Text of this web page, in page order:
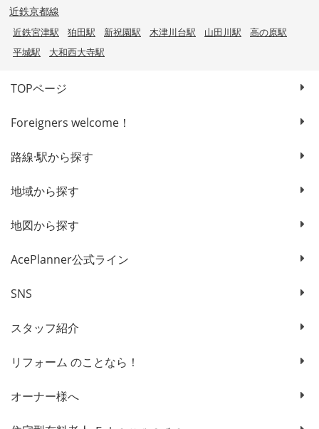
近鉄京都線
近鉄宮津駅 狛田駅 新祝園駅 木津川台駅 山田川駅
高の原駅
平城駅
大和西大寺駅
TOPページ
Foreigners welcome！
路線·駅から探す
地域から探す
地図から探す
AcePlanner公式ライン
SNS
スタッフ紹介
リフォーム のことなら！
オーナー様へ